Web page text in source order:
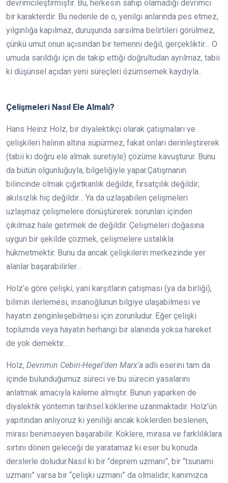
devrimcileştirmiştir. Bu, herkesin sahip olamadığı devrimci
bir karakterdir. Bu nedenle de o, yenilgi anlarında pes etmez,
yılgınlığa kapılmaz, duruşunda sarsılma belirtileri görülmez,
çünkü umut onun açısından bir temenni değil, gerçekliktir… O
umuda sarıldığı için de takip ettiği doğrultudan ayrılmaz, tabii
ki düşünsel açıdan yeni süreçleri özümsemek kaydıyla..
Çelişmeleri Nasıl Ele Almalı?
Hans Heinz Holz, bir diyalektikçi olarak çatışmaları ve
çelişkileri halının altına süpürmez, fakat onları derinleştirerek
(tabii ki doğru ele almak suretiyle) çözüme kavuşturur. Bunu
da bütün olgunluğuyla, bilgeliğiyle yapar.Çatışmanın
bilincinde olmak çığırtkanlık değildir, fırsatçılık değildir;
akılsızlık hiç değildir… Ya da uzlaşabilen çelişmeleri
uzlaşmaz çelişmelere dönüştürerek sorunları içinden
çıkılmaz hale getirmek de değildir. Çelişmeleri doğasına
uygun bir şekilde çözmek, çelişmelere ustalıkla
hükmetmektir. Bunu da ancak çelişkilerin merkezinde yer
alanlar başarabilirler…
Holz’e göre çelişki, yani karşıtların çatışması (ya da birliği),
bilimin ilerlemesi, insanoğlunun bilgiye ulaşabilmesi ve
hayatın zenginleşebilmesi için zorunludur. Eğer çelişki
toplumda veya hayatın herhangi bir alanında yoksa hareket
de yok demektir…
Holz, Devrimin Cebiri-Hegel’den Marx’a adlı eserini tam da
içinde bulunduğumuz süreci ve bu sürecin yasalarını
anlatmak amacıyla kaleme almıştır. Bunun yaparken de
diyalektik yöntemin tarihsel köklerine uzanmaktadır. Holz’ün
yapıtından anlıyoruz ki yeniliği ancak köklerden beslenen,
mirası benimseyen başarabilir. Köklere, mirasa ve farklılıklara
sırtını dönen geleceği de yaratamaz ki eser bu konuda
derslerle doludur.Nasıl ki bir “deprem uzmanı”, bir “tsunami
uzmanı” varsa bir “çelişki uzmanı” da olmalıdır; kanımızca